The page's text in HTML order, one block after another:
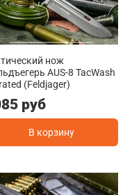
нож
AUS-8 TacWash
(Feldjager)
руб
В корзину